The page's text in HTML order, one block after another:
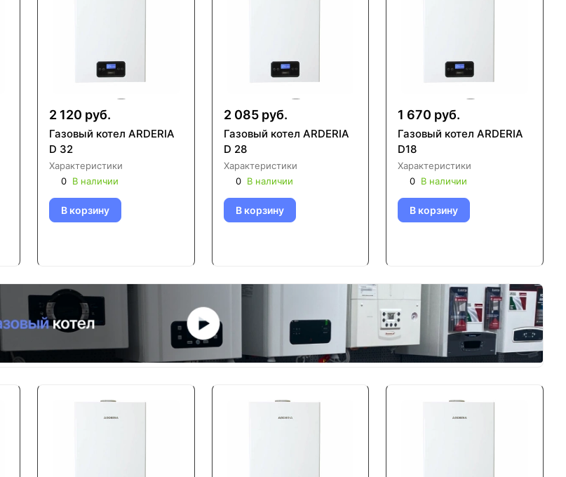
2 120 руб.
Газовый котел ARDERIA
D 32
Характеристики
0 В наличии
В корзину
2 085 руб.
Газовый котел ARDERIA
D 28
Характеристики
0 В наличии
В корзину
1 670 руб.
Газовый котел ARDERIA
D18
Характеристики
0 В наличии
В корзину